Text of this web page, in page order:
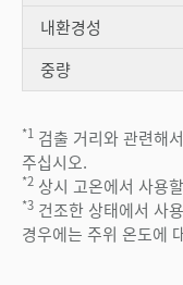
내환경성
중량
*1 검출 거리와 관련해
주십시오.
*2 상시 고온에서 사용
*3 건조한 상태에서 사
경우에는 주위 온도에